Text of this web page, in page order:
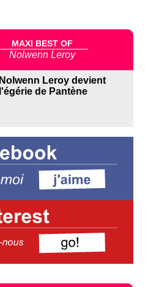
MAXI BEST OF
Nolwenn Leroy
Nolwenn Leroy devient
l'égérie de Pantène